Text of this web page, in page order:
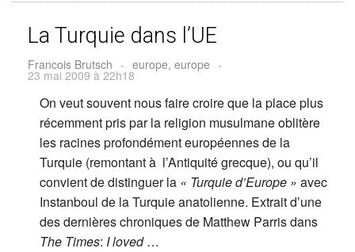
La Turquie dans l’UE
Francois Brutsch - europe, europe -
23 mai 2009 à 22h18
On veut souvent nous faire croire que la place plus
récemment pris par la religion musulmane oblitère
les racines profondément européennes de la
Turquie (remontant à l’Antiquité grecque), ou qu’il
convient de distinguer la « Turquie d’Europe » avec
Instanboul de la Turquie anatolienne. Extrait d’une
des dernières chroniques de Matthew Parris dans
The Times: I loved…